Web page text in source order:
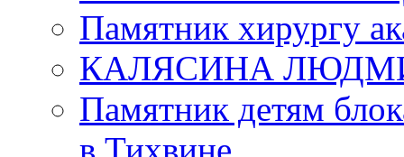
Памятник хирургу
КАЛЯСИНА
Памятник детям
в Тихвине